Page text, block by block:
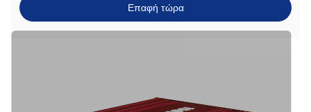
Επαφή τώρα